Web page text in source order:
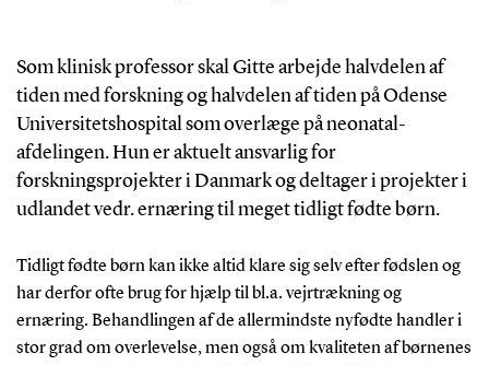
Som klinisk professor skal Gitte arbejde halvdelen af
tiden med forskning og halvdelen af tiden på Odense
Universitetshospital som overlæge på neonatal-
afdelingen. Hun er aktuelt ansvarlig for
forskningsprojekter i Danmark og deltager i projekter i
udlandet vedr. ernæring til meget tidligt fødte børn.
Tidligt fødte børn kan ikke altid klare sig selv efter fødslen og
har derfor ofte brug for hjælp til bl.a. vejrtrækning og
ernæring. Behandlingen af de allermindste nyfødte handler i
stor grad om overlevelse, men også om kvaliteten af børnenes